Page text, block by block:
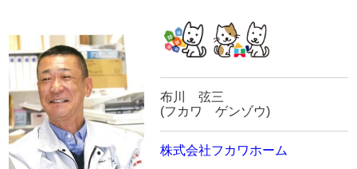
布川 弦三
(フカワ ゲンゾウ)
株式会社フカワホーム